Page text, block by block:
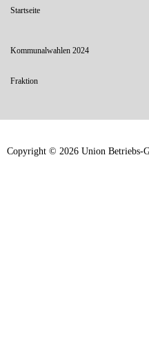
Seitenübersicht
Footer
Startseite
Kommunalwahlen 2024
Fraktion
Copyright © 2026 Union Betriebs-